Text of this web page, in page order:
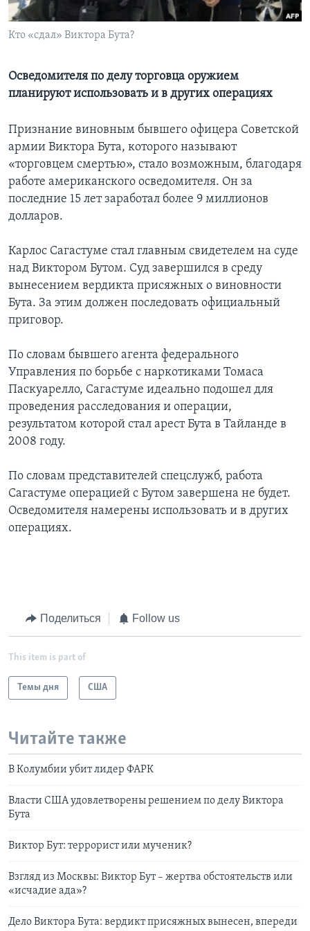
Learning English
Языки
Кто «сдал» Виктора Бута?
Осведомителя по делу торговца оружием
планируют использовать и в других операциях
Признание виновным бывшего офицера Советской
армии Виктора Бута, которого называют
«торговцем смертью», стало возможным, благодаря
работе американского осведомителя. Он за
последние 15 лет заработал более 9 миллионов
долларов.
Карлос Сагастуме стал главным свидетелем на суде
над Виктором Бутом. Суд завершился в среду
вынесением вердикта присяжных о виновности
Бута. За этим должен последовать официальный
приговор.
По словам бывшего агента федерального
Управления по борьбе с наркотиками Томаса
Паскуарелло, Сагастуме идеально подошел для
проведения расследования и операции,
результатом которой стал арест Бута в Тайланде в
2008 году.
По словам представителей спецслужб, работа
Сагастуме операцией с Бутом завершена не будет.
Осведомителя намерены использовать и в других
операциях.
Поделиться Follow us
This item is part of
Темы дня США
Читайте также
В Колумбии убит лидер ФАРК
Власти США удовлетворены решением по делу Виктора
Бута
Виктор Бут: террорист или мученик?
Взгляд из Москвы: Виктор Бут – жертва обстоятельств или
«исчадие ада»?
Дело Виктора Бута: вердикт присяжных вынесен, впереди